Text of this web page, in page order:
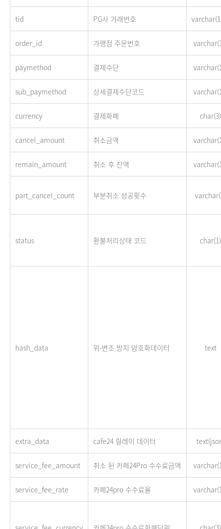
tid PG사 거래번호
order_id 가맹점 주문번호
paymethod 결제수단
sub_paymethod 상세결제수단코드
currency 결제화폐 char(3)
cancel_amount 취소금액
remain_amount 취소 후 잔액
part_cancel_count 부분취소 성공횟수
status 환불처리상태 코드 char(1)
hash_data 위∙변조 방지 암호화데이터 text
extra_data cafe24 릴레이 데이터
service_fee_amount 취소 된 카페24Pro 수수료금액
service_fee_rate 카페24pro 수수료율